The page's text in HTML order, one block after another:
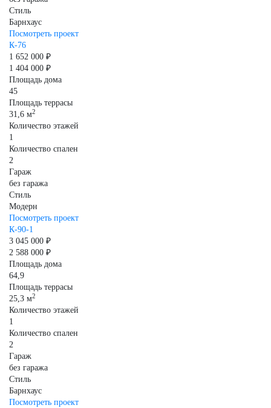
Стиль
Барнхаус
Посмотреть проект
К-76
1 652 000 ₽
1 404 000 ₽
Площадь дома
45
Площадь террасы
31,6 м2
Количество этажей
1
Количество спален
2
Гараж
без гаража
Стиль
Модерн
Посмотреть проект
К-90-1
3 045 000 ₽
2 588 000 ₽
Площадь дома
64,9
Площадь террасы
25,3 м2
Количество этажей
1
Количество спален
2
Гараж
без гаража
Стиль
Барнхаус
Посмотреть проект